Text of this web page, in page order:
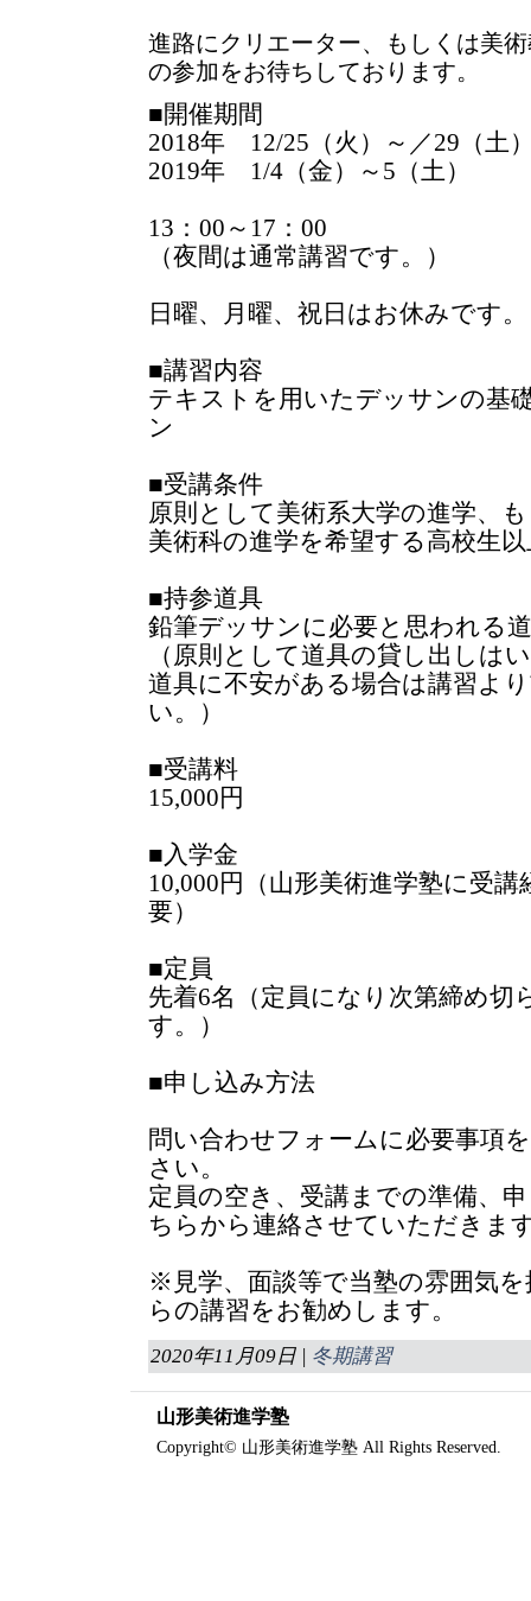
進路にクリエーター、もしくは美
の参加をお待ちしております。
■開催期間
2018年 12/25（火）～／29（土
2019年 1/4（金）～5（土）
13：00～17：00
（夜間は通常講習です。）
日曜、月曜、祝日はお休みです。
■講習内容
テキストを用いたデッサンの基
ン
■受講条件
原則として美術系大学の進学、
美術科の進学を希望する高校生
■持参道具
鉛筆デッサンに必要と思われる
（原則として道具の貸し出しは
道具に不安がある場合は講習よ
い。）
■受講料
15,000円
■入学金
10,000円（山形美術進学塾に受
要）
■定員
先着6名（定員になり次第締め切
す。）
■申し込み方法
問い合わせフォームに必要事項
さい。
定員の空き、受講までの準備、
ちらから連絡させていただきま
※見学、面談等で当塾の雰囲気
らの講習をお勧めします。
2020年11月09日 | 冬期講習
山形美術進学塾
Copyright© 山形美術進学塾 All Rights Reserved.